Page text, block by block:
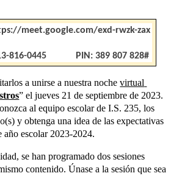
meet.google.com/exd-rwzk-zax
816-0445 PIN: ‪389 807 828‬#
a unirse a nuestra noche
” el jueves 21 de septiembre de 2023.
al equipo escolar de I.S. 235, los
y obtenga una idea de las expectativas
año escolar 2023-2024.
se han programado dos sesiones
contenido. Únase a la sesión que sea